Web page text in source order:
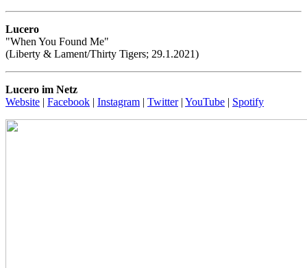
Lucero
"When You Found Me"
(Liberty & Lament/Thirty Tigers; 29.1.2021)
Lucero im Netz
Website | Facebook | Instagram | Twitter| YouTube | Spotify